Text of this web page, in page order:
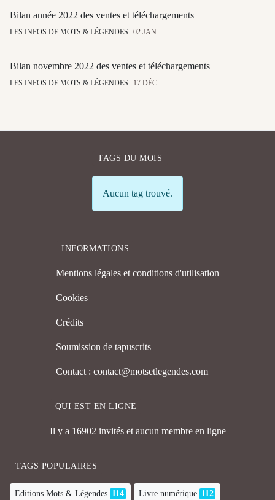
Bilan année 2022 des ventes et téléchargements
LES INFOS DE MOTS & LÉGENDES 02.JAN
Bilan novembre 2022 des ventes et téléchargements
LES INFOS DE MOTS & LÉGENDES 17.DÉC
TAGS DU MOIS
Info
Aucun tag trouvé.
INFORMATIONS
Mentions légales et conditions d'utilisation
Cookies
Crédits
Soumission de tapuscrits
Contact : contact@motsetlegendes.com
QUI EST EN LIGNE
Il y a 16902 invités et aucun membre en ligne
TAGS POPULAIRES
Editions Mots & Légendes 114 Livre numérique 112